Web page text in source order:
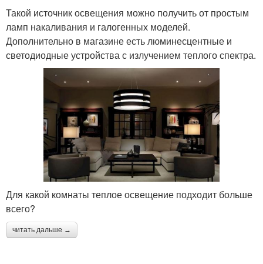
Такой источник освещения можно получить от простым
ламп накаливания и галогенных моделей.
Дополнительно в магазине есть люминесцентные и
светодиодные устройства с излучением теплого спектра.
Для какой комнаты теплое освещение подходит больше
всего?
читать дальше →